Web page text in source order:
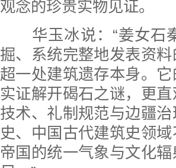
观念的珍贵实物见证。
华玉冰说：“姜女石
掘、系统完整地发表资
超一处建筑遗存本身。
实证解开碣石之谜，更
技术、礼制规范与边疆
史、中国古代建筑史领
帝国的统一气象与文化